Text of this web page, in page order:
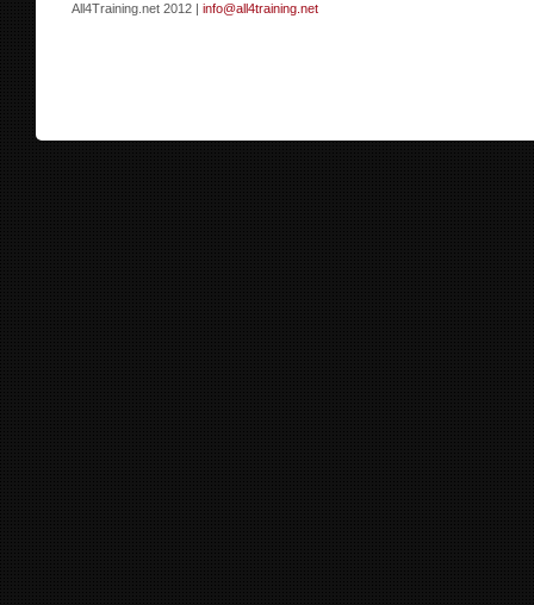
All4Training.net 2012 | info@all4training.net